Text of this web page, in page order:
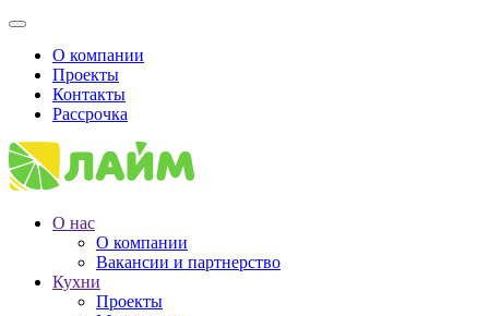
О компании
Проекты
Контакты
Рассрочка
О нас
О компании
Вакансии и партнерство
Кухни
Проекты